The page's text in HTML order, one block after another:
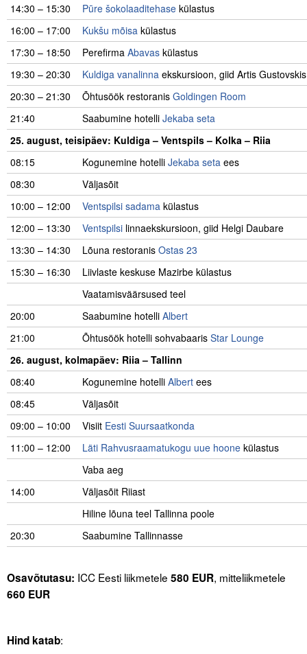
14:30 – 15:30
Pūre šokolaaditehase külastus
16:00 – 17:00
Kukšu mõisa külastus
17:30 – 18:50
Perefirma Abavas külastus
19:30 – 20:30
Kuldiga vanalinna ekskursioon, giid Artis Gustovskis
20:30 – 21:30
Õhtusöök restoranis Goldingen Room
21:40
Saabumine hotelli Jekaba seta
25. august, teisipäev: Kuldiga – Ventspils – Kolka – Riia
08:15
Kogunemine hotelli Jekaba seta ees
08:30
Väljasõit
10:00 – 12:00
Ventspilsi sadama külastus
12:00 – 13:30
Ventspilsi linnaekskursioon, giid Helgi Daubare
13:30 – 14:30
Lõuna restoranis Ostas 23
15:30 – 16:30
Liivlaste keskuse Mazirbe külastus
Vaatamisväärsused teel
20:00
Saabumine hotelli Albert
21:00
Õhtusöök hotelli sohvabaaris Star Lounge
26. august, kolmapäev: Riia – Tallinn
08:40
Kogunemine hotelli Albert ees
08:45
Väljasõit
09:00 – 10:00
Visiit Eesti Suursaatkonda
11:00 – 12:00
Läti Rahvusraamatukogu uue hoone külastus
Vaba aeg
14:00
Väljasõit Riiast
Hiline lõuna teel Tallinna poole
20:30
Saabumine Tallinnasse
Osavõtutasu: ICC Eesti liikmetele 580 EUR, mitteliikmetele
660 EUR
Hind katab: